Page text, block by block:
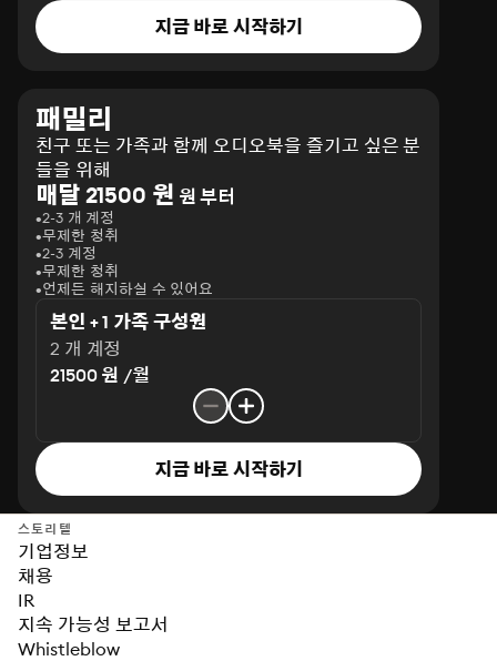
지금 바로 시작하기
패밀리
친구 또는 가족과 함께 오디오북을 즐기고 싶은 분
들을 위해
매달 21500 원 원 부터
2-3 개 계정
무제한 청취
2-3 계정
무제한 청취
언제든 해지하실 수 있어요
본인 + 1 가족 구성원
2 개 계정
21500 원 /월
지금 바로 시작하기
스토리텔
기업정보
채용
IR
지속 가능성 보고서
Whistleblow